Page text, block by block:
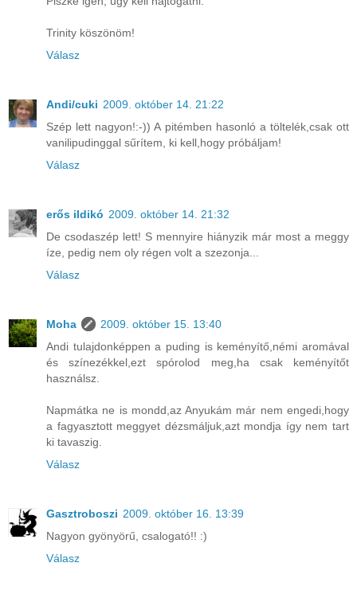
Trinity köszönöm!
Válasz
Andi/cuki 2009. október 14. 21:22
Szép lett nagyon!:-)) A pitémben hasonló a töltelék,csak ott
vanilipudinggal sűrítem, ki kell,hogy próbáljam!
Válasz
erős ildikó 2009. október 14. 21:32
De csodaszép lett! S mennyire hiányzik már most a meggy
íze, pedig nem oly régen volt a szezonja...
Válasz
Moha
2009. október 15. 13:40
Andi tulajdonképpen a puding is keményítő,némi aromával
és színezékkel,ezt spórolod meg,ha csak keményítőt
használsz.
Napmátka ne is mondd,az Anyukám már nem engedi,hogy
a fagyasztott meggyet dézsmáljuk,azt mondja így nem tart
ki tavaszig.
Válasz
Gasztroboszi 2009. október 16. 13:39
Nagyon gyönyörű, csalogató!! :)
Válasz